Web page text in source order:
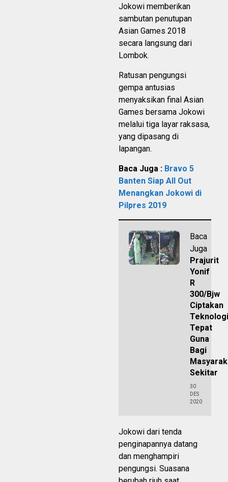
Jokowi memberikan
sambutan penutupan
Asian Games 2018
secara langsung dari
Lombok.
Ratusan pengungsi
gempa antusias
menyaksikan final Asian
Games bersama Jokowi
melalui tiga layar raksasa,
yang dipasang di
lapangan.
Baca Juga : Bravo 5
Banten Siap All Out
Menangkan Jokowi di
Pilpres 2019
Baca
Juga
Prajurit
Yonif
R
300/Bjw
Ciptakan
Teknologi
Tepat
Guna
Bagi
Sekitar
30
DES
2020
Jokowi dari tenda
penginapannya datang
dan menghampiri
pengungsi. Suasana